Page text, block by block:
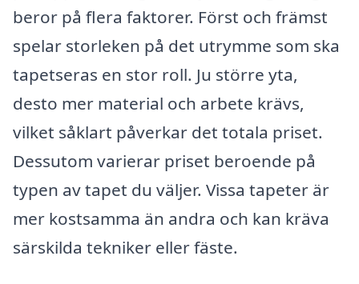
beror på flera faktorer. Först och främst
spelar storleken på det utrymme som ska
tapetseras en stor roll. Ju större yta,
desto mer material och arbete krävs,
vilket såklart påverkar det totala priset.
Dessutom varierar priset beroende på
typen av tapet du väljer. Vissa tapeter är
mer kostsamma än andra och kan kräva
särskilda tekniker eller fäste.